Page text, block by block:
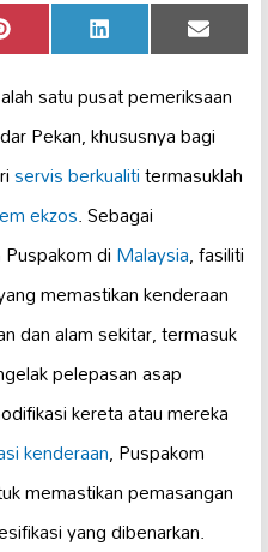
Share
on
Pinterest Share
on
LinkedIn Share
on
Email
satu pusat pemeriksaan
Pekan, khususnya bagi
servis berkualititermasuklah
ekzos. Sebagai
diMalaysia, fasiliti
memastikan kenderaan
dan alam sekitar, termasuk
pelepasan asap
kereta atau mereka
kenderaan, Puspakom
memastikan pemasangan
yang dibenarkan.